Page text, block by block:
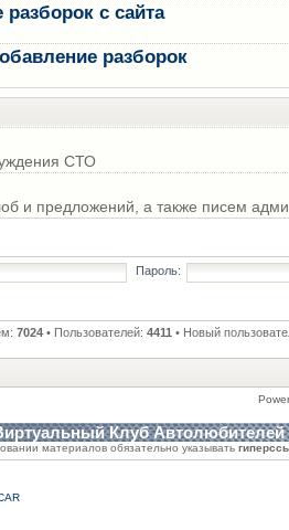
с сайта
разборок
СТО
и предложений, а также писем
Пароль:
7024 • Пользователей: 4411 • Новый
Клуб Автолюбителей
материалов обязательно указывать